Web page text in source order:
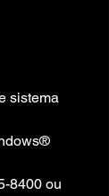
sistema
8400 ou